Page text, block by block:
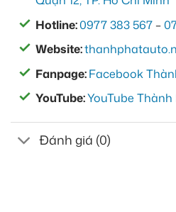
Hotline:0977 383 567 –
Website:
Fanpage:Facebook
YouTube:YouTube
Đánh giá (0)